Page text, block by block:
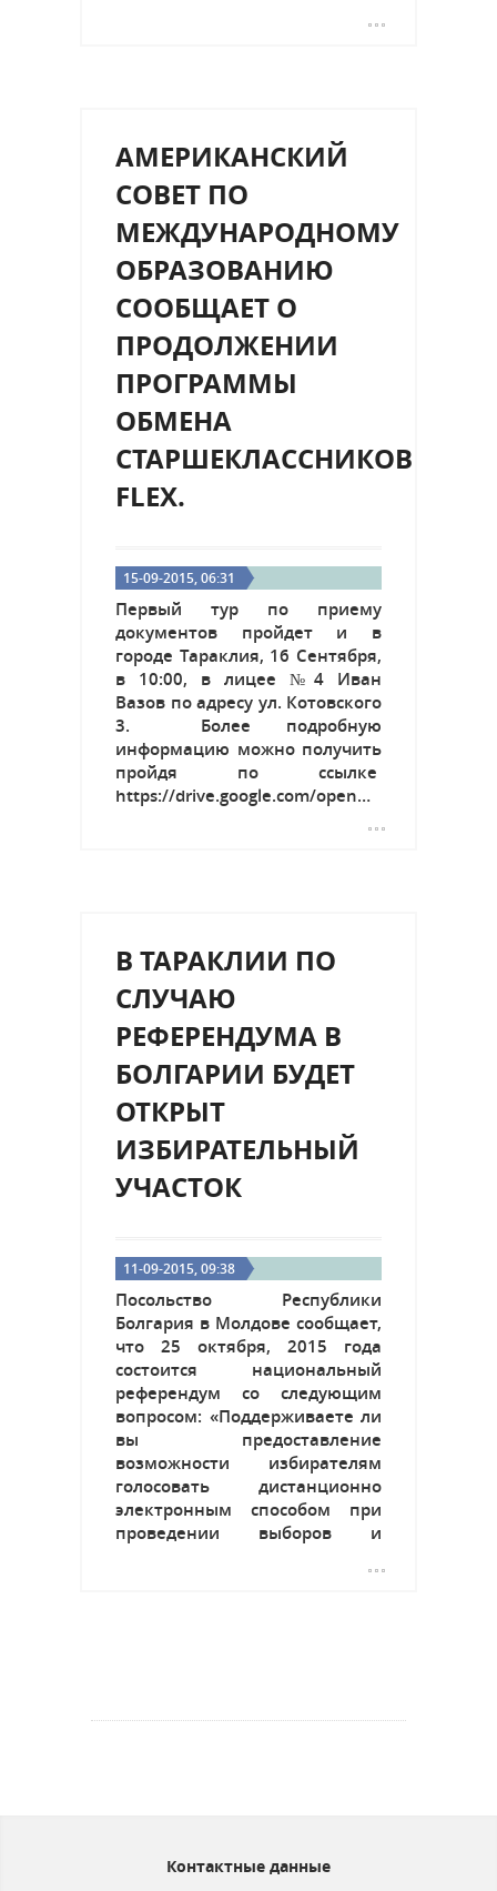
города, а также все
перекрыто движение
автомобильного транспорта
по центральной...
АМЕРИКАНСКИЙ
СОВЕТ ПО
МЕЖДУНАРОДНОМУ
ОБРАЗОВАНИЮ
СООБЩАЕТ О
ПРОДОЛЖЕНИИ
ПРОГРАММЫ
ОБМЕНА
СТАРШЕКЛАССНИКОВ
FLEX.
15-09-2015, 06:31
Первый тур по приему
документов пройдет и в
городе Тараклия, 16 Сентября,
в 10:00, в лицее №4 Иван
Вазов по адресу ул. Котовского
3. Более подробную
информацию можно получить
пройдя по ссылке
https://drive.google.com/open…
В ТАРАКЛИИ ПО
СЛУЧАЮ
РЕФЕРЕНДУМА В
БОЛГАРИИ БУДЕТ
ОТКРЫТ
ИЗБИРАТЕЛЬНЫЙ
УЧАСТОК
11-09-2015, 09:38
Посольство Республики
Болгария в Молдове сообщает,
что 25 октября, 2015 года
состоится национальный
референдум со следующим
вопросом: «Поддерживаете ли
вы предоставление
возможности избирателям
голосовать дистанционно
электронным способом при
проведении выборов и
решению ЦИК Республики
болгарский гражданин,...
Контактные данные